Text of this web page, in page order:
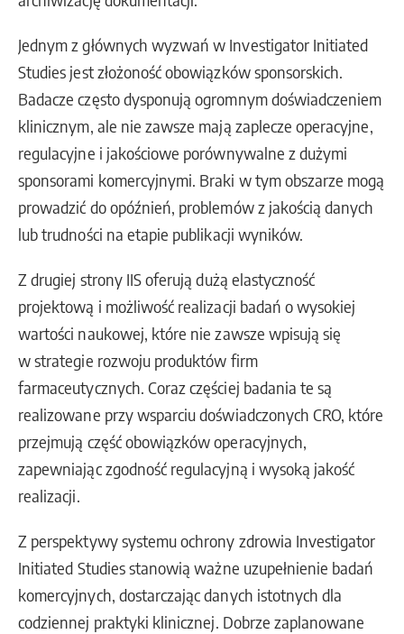
Jednym z głównych wyzwań w Investigator Initiated
Studies jest złożoność obowiązków sponsorskich.
Badacze często dysponują ogromnym doświadczeniem
klinicznym, ale nie zawsze mają zaplecze operacyjne,
regulacyjne i jakościowe porównywalne z dużymi
sponsorami komercyjnymi. Braki w tym obszarze mogą
prowadzić do opóźnień, problemów z jakością danych
lub trudności na etapie publikacji wyników.
Z drugiej strony IIS oferują dużą elastyczność
projektową i możliwość realizacji badań o wysokiej
wartości naukowej, które nie zawsze wpisują się
w strategie rozwoju produktów firm
farmaceutycznych. Coraz częściej badania te są
realizowane przy wsparciu doświadczonych CRO, które
przejmują część obowiązków operacyjnych,
zapewniając zgodność regulacyjną i wysoką jakość
realizacji.
Z perspektywy systemu ochrony zdrowia Investigator
Initiated Studies stanowią ważne uzupełnienie badań
komercyjnych, dostarczając danych istotnych dla
codziennej praktyki klinicznej. Dobrze zaplanowane